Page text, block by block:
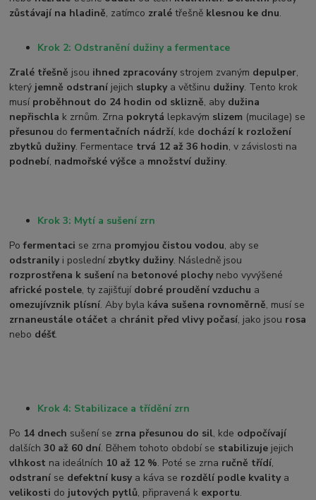
zůstávají na hladině, zatímco zralé třešně klesnou ke dnu.
Krok 2: Odstranění dužiny a fermentace
Zralé třešně jsou ihned zpracoványstrojem zvaným depulper,
který jemně odstraní jejich slupkya většinu dužiny. Tento krok
musí proběhnout do 24 hodin od sklizně, aby dužina
nepřischla k zrnům. Zrna pokrytá lepkavým slizem (mucilage) se
přesunou dofermentačních nádrží, kde dochází k rozložení
zbytků dužiny. Fermentace trvá 12 až 36 hodin, v závislosti na
podnebí, nadmořské výšce a množství dužiny.
Krok 3: Mytí a sušení zrn
Pofermentaci se zrna promyjou čistou vodou, aby se
odstranilyi poslední zbytky dužiny. Následně jsou
rozprostřena k sušení na betonové plochynebo vyvýšené
africké postele, ty zajišťují dobré proudění vzduchu a
omezujívznik plísní. Aby byla káva sušena rovnoměrně, musí se
zrnaneustále otáčet a chránit před vlivy počasí, jako jsou rosa
nebo déšť.
Krok 4: Stabilizace a třídění zrn
Po 14 dnech sušení se zrna přesunou do sil, kde odpočívají
dalších30 až 60 dní. Během tohoto období se stabilizuje jejich
vlhkost na ideálních 10 až 12 %. Poté se zrna ručně třídí,
odstraní se defektní kusya káva se rozdělí podle kvalitya
velikosti do jutových pytlů, připravená k exportu.